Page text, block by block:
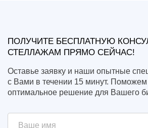
ПОЛУЧИТЕ БЕСПЛАТНУЮ
СТЕЛЛАЖАМ ПРЯМО СЕЙЧАС!
Оставье заявку и наши опытные
с Вами в течении 15 минут.
оптимальное решение для Вашего